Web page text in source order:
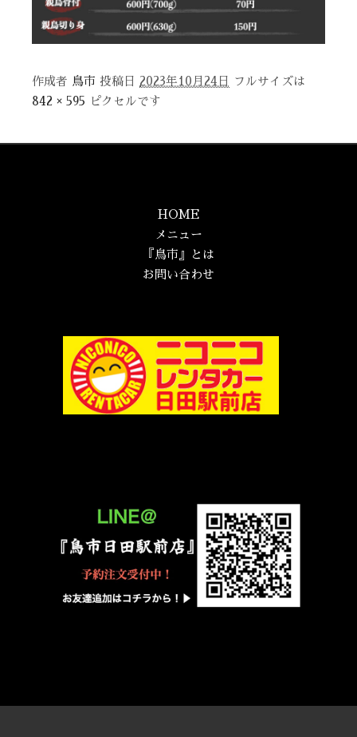
作成者 鳥市 投稿日 2023年10月24日
フルサイズは
842 × 595 ピクセルです
HOME
メニュー
『鳥市』とは
お問い合わせ